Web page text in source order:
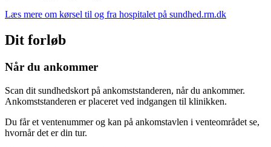
Læs mere om kørsel til og fra hospitalet på sundhed.rm.dk
Dit forløb
Når du ankommer
Scan dit sundhedskort på ankomststanderen, når du ankommer.
Ankomststanderen er placeret ved indgangen til klinikken.
Du får et ventenummer og kan på ankomstavlen i venteområdet se,
hvornår det er din tur.